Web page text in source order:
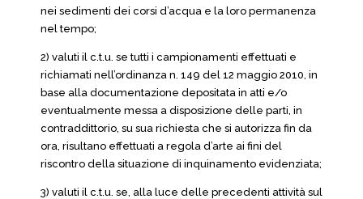
nei sedimenti dei corsi d’acqua e la loro permanenza
nel tempo;
2) valuti il c.t.u. se tutti i campionamenti effettuati e
richiamati nell’ordinanza n. 149 del 12 maggio 2010, in
base alla documentazione depositata in atti e/o
eventualmente messa a disposizione delle parti, in
contraddittorio, su sua richiesta che si autorizza fin da
ora, risultano effettuati a regola d’arte ai fini del
riscontro della situazione di inquinamento evidenziata;
3) valuti il c.t.u. se, alla luce delle precedenti attività sul